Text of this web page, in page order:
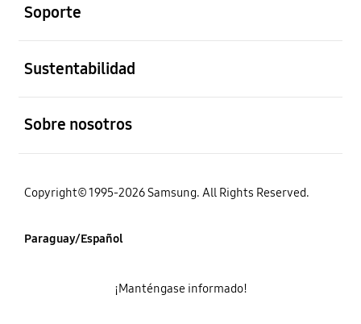
Soporte
Sustentabilidad
Sobre nosotros
Copyright© 1995-2026 Samsung. All Rights Reserved.
Paraguay/Español
¡Manténgase informado!